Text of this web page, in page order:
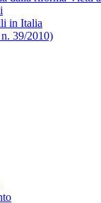
in Italia
39/2010)